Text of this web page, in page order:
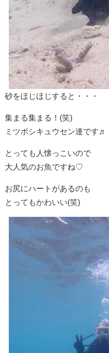
砂をほじほじすると・・・
集まる集まる！(笑)
ミツボシキュウセン達です♬
とっても人懐っこいので
大人気のお魚ですね♡
お尻にハートがあるのも
とってもかわいい(笑)